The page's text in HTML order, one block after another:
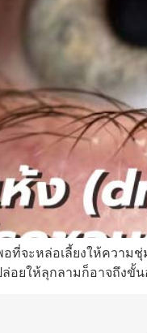
ที่จะหล่อเลี้ยงให้ควา
ยให้ลุกลามก็อาจถึงขั้น